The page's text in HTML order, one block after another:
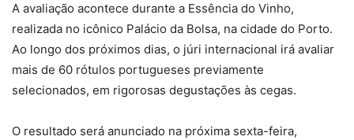
A avaliação acontece durante a Essência do Vinho,
realizada no icônico Palácio da Bolsa, na cidade do Porto.
Ao longo dos próximos dias, o júri internacional irá avaliar
mais de 60 rótulos portugueses previamente
selecionados, em rigorosas degustações às cegas.
O resultado será anunciado na próxima sexta-feira,